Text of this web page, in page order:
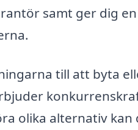
samt ger dig
till att byta
olika alternativ